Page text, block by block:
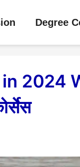
Degree
2024